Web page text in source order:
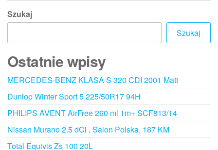
Szukaj
Szukaj
Ostatnie wpisy
MERCEDES-BENZ KLASA S 320 CDI 2001 Matt
Dunlop Winter Sport 5 225/50R17 94H
PHILIPS AVENT AirFree 260 ml 1m+ SCF813/14
Nissan Murano 2.5 dCi , Salon Polska, 187 KM
Total Equivis Zs 100 20L